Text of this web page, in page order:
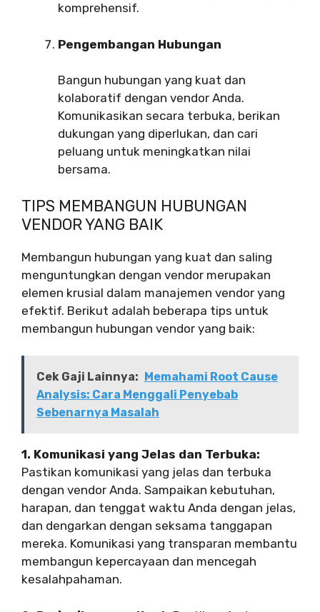
komprehensif.
Pengembangan Hubungan
Bangun hubungan yang kuat dan
kolaboratif dengan vendor Anda.
Komunikasikan secara terbuka, berikan
dukungan yang diperlukan, dan cari
peluang untuk meningkatkan nilai
bersama.
TIPS MEMBANGUN HUBUNGAN
VENDOR YANG BAIK
Membangun hubungan yang kuat dan saling
menguntungkan dengan vendor merupakan
elemen krusial dalam manajemen vendor yang
efektif. Berikut adalah beberapa tips untuk
membangun hubungan vendor yang baik:
Cek Gaji Lainnya:
Memahami Root Cause
Analysis: Cara Menggali Penyebab
Sebenarnya Masalah
1. Komunikasi yang Jelas dan Terbuka:
Pastikan komunikasi yang jelas dan terbuka
dengan vendor Anda. Sampaikan kebutuhan,
harapan, dan tenggat waktu Anda dengan jelas,
dan dengarkan dengan seksama tanggapan
mereka. Komunikasi yang transparan membantu
membangun kepercayaan dan mencegah
kesalahpahaman.